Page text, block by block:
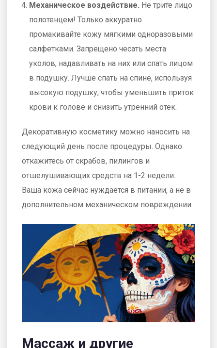
Механическое воздействие. Не трите лицо
полотенцем! Только аккуратно
промакивайте кожу мягкими одноразовыми
салфетками. Запрещено чесать места
уколов, надавливать на них или спать лицом
в подушку. Лучше спать на спине, используя
высокую подушку, чтобы уменьшить приток
крови к голове и снизить утренний отек.
Декоративную косметику можно наносить на
следующий день после процедуры. Однако
откажитесь от скрабов, пилингов и
отшелушивающих средств на 1-2 недели.
Ваша кожа сейчас нуждается в питании, а не в
дополнительном механическом повреждении.
Массаж и другие